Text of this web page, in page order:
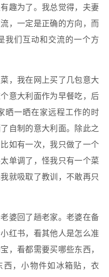
趣为了。我总觉得，夫妻
，一定是正确的方向，而
我们互动和交流的一个方
，我在网上买了几包意大
意大利面作为早餐吃，后
晒一晒在家远程工作的时
自制的意大利面。除此之
如有一次，我只做了一个
单调了，怪我只有一个菜
就吸取了教训，不敢再只
婆回了趟老家。老婆在备
红书，看其他人是怎么准
，看都需要买哪些东西，
，小物件如冰箱贴，衣